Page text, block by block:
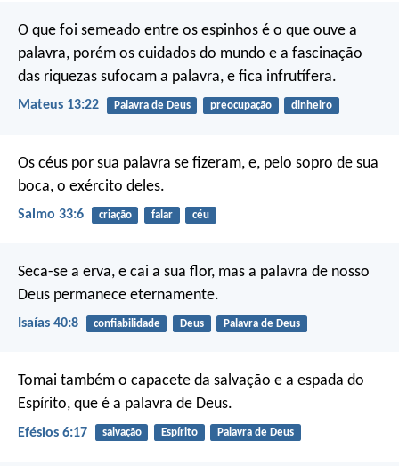
O que foi semeado entre os espinhos é o que ouve a
palavra, porém os cuidados do mundo e a fascinação
das riquezas sufocam a palavra, e fica infrutífera.
Mateus 13:22 Palavra de Deus preocupação dinheiro
Os céus por sua palavra se fizeram, e, pelo sopro de sua
boca, o exército deles.
Salmo 33:6 criação falar céu
Seca-se a erva, e cai a sua flor, mas a palavra de nosso
Deus permanece eternamente.
Isaías 40:8 confiabilidade Deus Palavra de Deus
Tomai também o capacete da salvação e a espada do
Espírito, que é a palavra de Deus.
Efésios 6:17 salvação Espírito Palavra de Deus